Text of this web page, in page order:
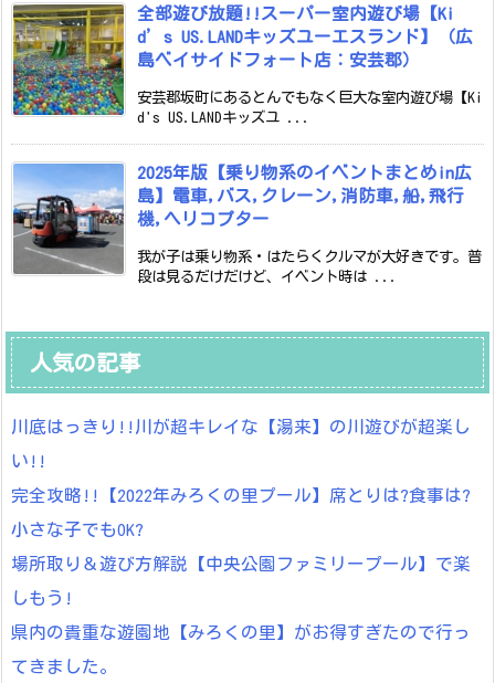
全部遊び放題!!スーパー室内遊び場【Ki
d’s US.LANDキッズユーエスランド】（広
島ベイサイドフォート店：安芸郡）
安芸郡坂町にあるとんでもなく巨大な室内遊び場【Ki
d's US.LANDキッズユ ...
2025年版【乗り物系のイベントまとめin広
島】電車,バス,クレーン,消防車,船,飛行
機,ヘリコプター
我が子は乗り物系・はたらくクルマが大好きです。普
段は見るだけだけど、イベント時は ...
人気の記事
川底はっきり!!川が超キレイな【湯来】の川遊びが超楽し
い!!
完全攻略!!【2022年みろくの里プール】席とりは?食事は?
小さな子でもOK?
場所取り＆遊び方解説【中央公園ファミリープール】で楽
しもう!
県内の貴重な遊園地【みろくの里】がお得すぎたので行っ
てきました。